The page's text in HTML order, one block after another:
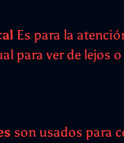
Es para la
para ver de lejos o
son usados para